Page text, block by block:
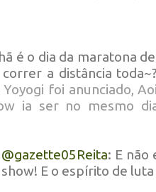
é o dia da maratona
a distância
Yoyogi foi anunciado,
ia ser no mesmo
@gazette05Reita: E não
E o espírito de